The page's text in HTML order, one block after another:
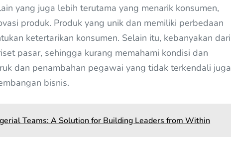
yang juga lebih terutama yang menarik konsumen,
produk. Produk yang unik dan memiliki perbedaan
ketertarikan konsumen. Selain itu, kebanyakan dari
pasar, sehingga kurang memahami kondisi dan
dan penambahan pegawai yang tidak terkendali juga
bisnis.
Teams: A Solution for Building Leaders from Within